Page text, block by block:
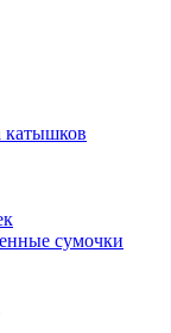
сумочки